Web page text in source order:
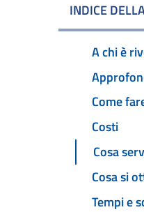
INDICE
A chi è
Come
Costi
Cosa
Cosa si
Tempi e